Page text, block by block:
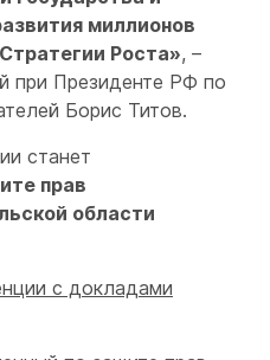
миллионов
Роста», –
при Президенте РФ по
Борис Титов.
станет
прав
области
с докладами